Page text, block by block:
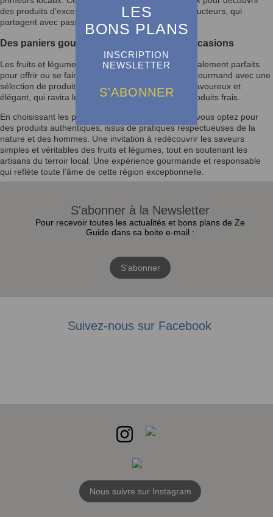
LES
BONS PLANS
INSCRIPTION
NEWSLETTER
S'ABONNER
des produits d’exception et échanger avec les producteurs, qui
partagent avec passion leur amour de la terre.
Des paniers gourmands pour toutes les occasions
Les fruits et légumes du Bassin d’Arcachonsont également parfaits
pour offrir ou se faire plaisir. Composez un panier gourmand avec une
sélection de produits de saison : un cadeau sain, savoureux et
élégant, qui ravira les amateurs de cuisine et de produits frais.
En choisissant les primeurs du
, vous optez pour
des produits authentiques, issus de pratiques respectueuses de la
nature et des hommes. Une invitation à redécouvrir les saveurs
simples et véritables des fruits et légumes, tout en soutenant les
artisans du terroir local. Une expérience gourmande et responsable
qui reflète toute l’âme de cette région exceptionnelle.
S'abonner à la Newsletter
Pour recevoir toutes les actualités et bons plans de Ze
Guide dans sa boite e-mail :
S'abonner
Suivez-nous sur Facebook
Nous suivre sur Instagram